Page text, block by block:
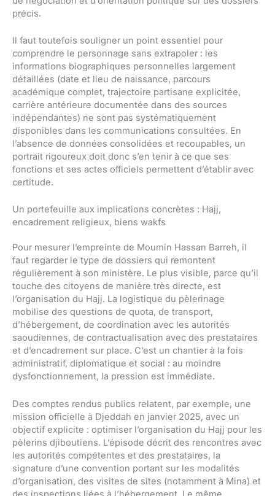
précis.
Il faut toutefois souligner un point essentiel pour
comprendre le personnage sans extrapoler : les
informations biographiques personnelles largement
détaillées (date et lieu de naissance, parcours
académique complet, trajectoire partisane explicitée,
carrière antérieure documentée dans des sources
indépendantes) ne sont pas systématiquement
disponibles dans les communications consultées. En
l’absence de données consolidées et recoupables, un
portrait rigoureux doit donc s’en tenir à ce que ses
fonctions et ses actes officiels permettent d’établir avec
certitude.
Un portefeuille aux implications concrètes : Hajj,
encadrement religieux, biens wakfs
Pour mesurer l’empreinte de Moumin Hassan Barreh, il
faut regarder le type de dossiers qui remontent
régulièrement à son ministère. Le plus visible, parce qu’il
touche des citoyens de manière très directe, est
l’organisation du Hajj. La logistique du pèlerinage
mobilise des questions de quota, de transport,
d’hébergement, de coordination avec les autorités
saoudiennes, de contractualisation avec des prestataires
et d’encadrement sur place. C’est un chantier à la fois
administratif, diplomatique et social : au moindre
dysfonctionnement, la pression est immédiate.
Des comptes rendus publics relatent, par exemple, une
mission officielle à Djeddah en janvier 2025, avec un
objectif explicite : optimiser l’organisation du Hajj pour les
pèlerins djiboutiens. L’épisode décrit des rencontres avec
les autorités compétentes et des prestataires, la
signature d’une convention portant sur les modalités
d’organisation, des visites de sites (notamment à Mina) et